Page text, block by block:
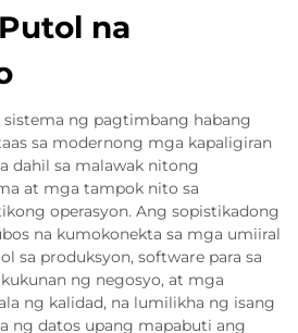
na
sistema ng pagtimbang habang
sa modernong mga kapaligiran
dahil sa malawak nitong
at mga tampok nito sa
operasyon. Ang sopistikadong
na kumokonekta sa mga umiiral
sa produksyon, software para sa
ng negosyo, at mga
ng kalidad, na lumilikha ng isang
ng datos upang mapabuti ang